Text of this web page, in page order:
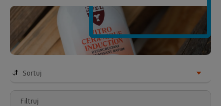
Sortuj
Filtruj